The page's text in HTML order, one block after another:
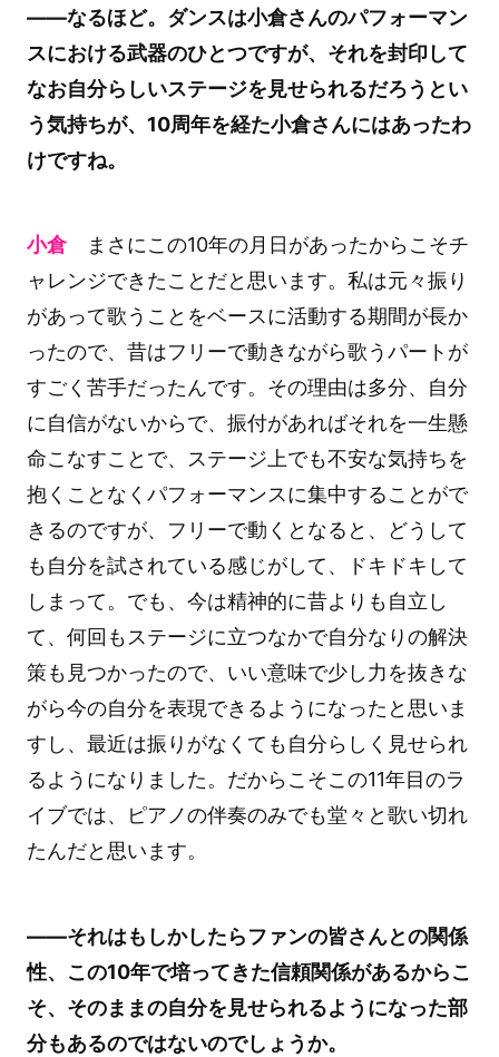
――なるほど。ダンスは小倉さんのパフォーマン
スにおける武器のひとつですが、それを封印して
なお自分らしいステージを見せられるだろうとい
う気持ちが、10周年を経た小倉さんにはあったわ
けですね。
小倉まさにこの10年の月日があったからこそチ
ャレンジできたことだと思います。私は元々振り
があって歌うことをベースに活動する期間が長か
ったので、昔はフリーで動きながら歌うパートが
すごく苦手だったんです。その理由は多分、自分
に自信がないからで、振付があればそれを一生懸
命こなすことで、ステージ上でも不安な気持ちを
抱くことなくパフォーマンスに集中することがで
きるのですが、フリーで動くとなると、どうして
も自分を試されている感じがして、ドキドキして
しまって。でも、今は精神的に昔よりも自立し
て、何回もステージに立つなかで自分なりの解決
策も見つかったので、いい意味で少し力を抜きな
がら今の自分を表現できるようになったと思いま
すし、最近は振りがなくても自分らしく見せられ
るようになりました。だからこそこの11年目のラ
イブでは、ピアノの伴奏のみでも堂々と歌い切れ
たんだと思います。
――それはもしかしたらファンの皆さんとの関係
性、この10年で培ってきた信頼関係があるからこ
そ、そのままの自分を見せられるようになった部
分もあるのではないのでしょうか。